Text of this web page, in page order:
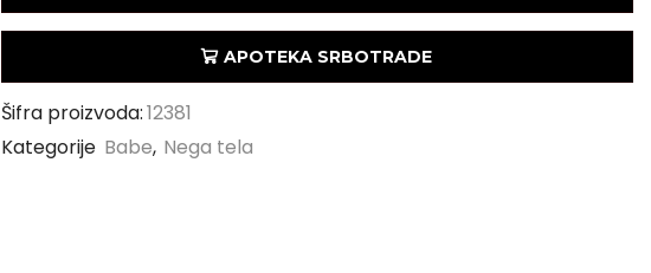
APOTEKA SRBOTRADE
Šifra proizvoda:12381
Kategorije Babe, Nega tela